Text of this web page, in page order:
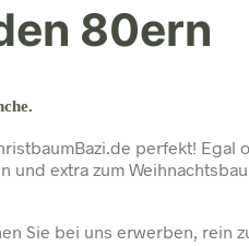
80ern
perfekt! Egal
extra zum
Sie bei uns erwerben, rein